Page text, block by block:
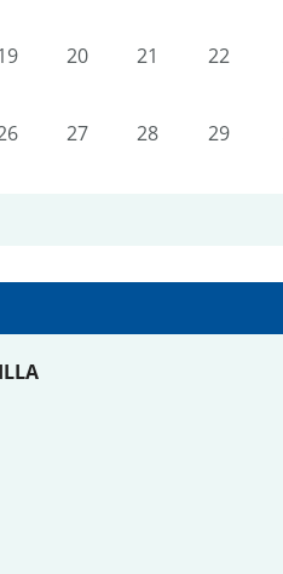
20 21 22
27 28 29